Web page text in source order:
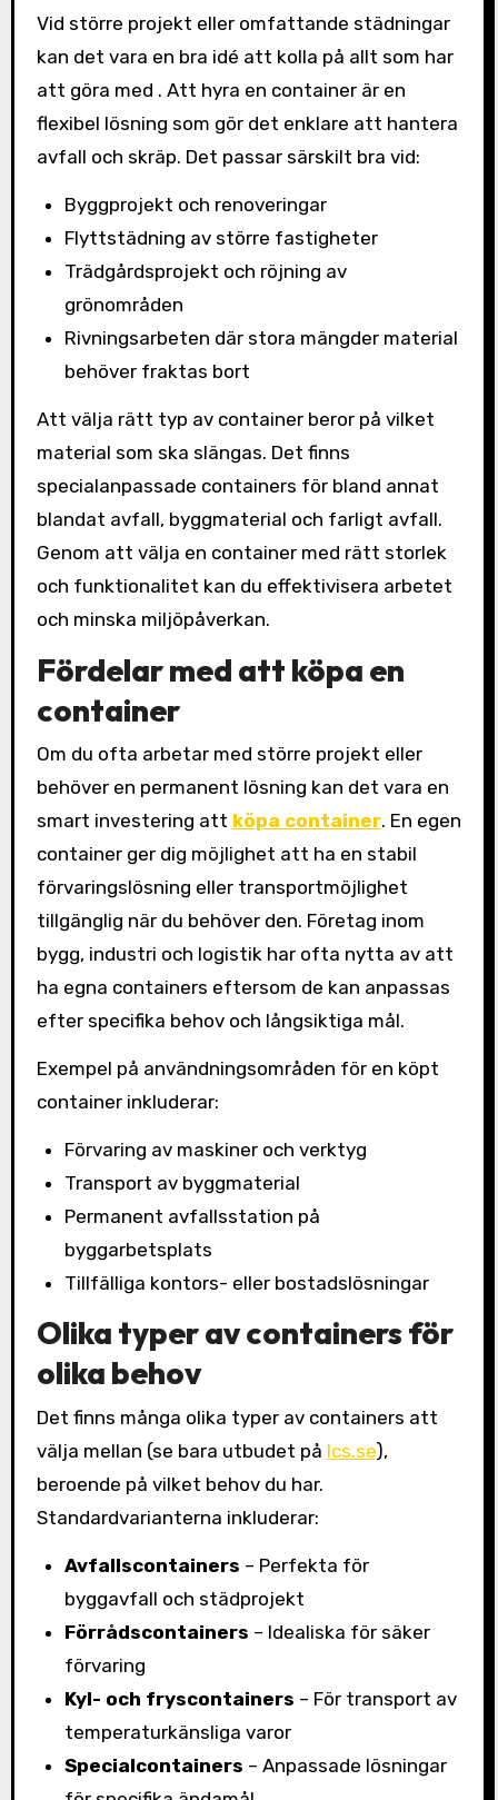
Vid större projekt eller omfattande städningar
kan det vara en bra idé att kolla på allt som har
att göra med . Att hyra en container är en
flexibel lösning som gör det enklare att hantera
avfall och skräp. Det passar särskilt bra vid:
Byggprojekt och renoveringar
Flyttstädning av större fastigheter
Trädgårdsprojekt och röjning av
grönområden
Rivningsarbeten där stora mängder material
behöver fraktas bort
Att välja rätt typ av container beror på vilket
material som ska slängas. Det finns
specialanpassade containers för bland annat
blandat avfall, byggmaterial och farligt avfall.
Genom att välja en container med rätt storlek
och funktionalitet kan du effektivisera arbetet
och minska miljöpåverkan.
Fördelar med att köpa en
container
Om du ofta arbetar med större projekt eller
behöver en permanent lösning kan det vara en
smart investering att köpa container. En egen
container ger dig möjlighet att ha en stabil
förvaringslösning eller transportmöjlighet
tillgänglig när du behöver den. Företag inom
bygg, industri och logistik har ofta nytta av att
ha egna containers eftersom de kan anpassas
efter specifika behov och långsiktiga mål.
Exempel på användningsområden för en köpt
container inkluderar:
Förvaring av maskiner och verktyg
Transport av byggmaterial
Permanent avfallsstation på
byggarbetsplats
Tillfälliga kontors- eller bostadslösningar
Olika typer av containers för
olika behov
Det finns många olika typer av containers att
välja mellan (se bara utbudet på lcs.se),
beroende på vilket behov du har.
Standardvarianterna inkluderar:
Avfallscontainers – Perfekta för
byggavfall och städprojekt
Förrådscontainers – Idealiska för säker
förvaring
Kyl- och fryscontainers – För transport av
temperaturkänsliga varor
Specialcontainers – Anpassade lösningar